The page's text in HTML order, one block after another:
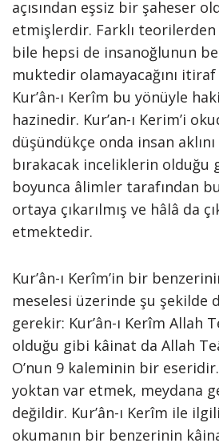
açısından eşsiz bir şaheser
etmişlerdir. Farklı
bile hepsi de insanoğlunun
muktedir olamayacağını
Kur’ân-ı Kerîm bu yönüyle
hazinedir. Kur’an-ı Kerim’i
düşündükçe onda insan
bırakacak inceliklerin olduğu
boyunca âlimler tarafından
ortaya çıkarılmış ve hâlâ da
etmektedir.
Kur’ân-ı Kerîm’in bir
meselesi üzerinde şu şekilde
gerekir: Kur’ân-ı Kerîm Allah
olduğu gibi kâinat da Allah
O’nun 9 kaleminin bir
yoktan var etmek, meydana
değildir. Kur’ân-ı Kerîm ile
okumanın bir benzerinin